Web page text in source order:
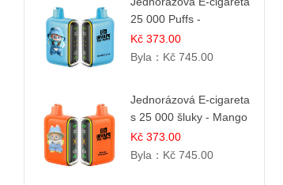
25 000 Puffs -
Jahodová Zmrzlina
Kč 373.00
Byla： Kč 745.00
Jednorázová E-cigareta
s 25 000 šluky - Mango
& Ananas
Kč 373.00
Byla： Kč 745.00